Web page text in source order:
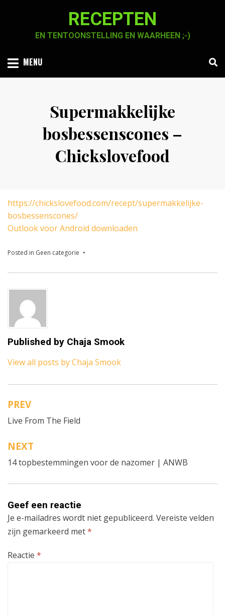
RECEPTEN
EN TENTOONSTELLING EN WAARHEEN ;-)
MENU
Supermakkelijke
bosbessenscones –
Chickslovefood
https://chickslovefood.com/recept/supermakkelijke-
bosbessenscones/
Outlook voor Android downloaden
Posted in Geen categorie
Published by Chaja Smook
View all posts by Chaja Smook
Bericht
navigatie
PREV
Live From The Field
NEXT
14 topbestemmingen voor de nazomer | ANWB
Geef een reactie
Je e-mailadres wordt niet gepubliceerd. Vereiste velden
zijn gemarkeerd met*
Reactie *